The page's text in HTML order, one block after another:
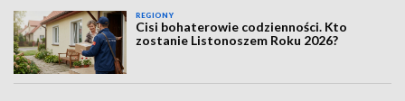
REGIONY
Cisi bohaterowie codzienności. Kto
zostanie Listonoszem Roku 2026?